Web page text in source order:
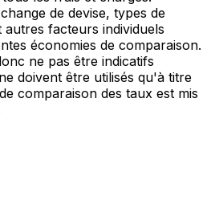
de devise, types de
autres facteurs individuels
économies de comparaison.
ne pas être indicatifs
doivent être utilisés qu'à titre
comparaison des taux est mis